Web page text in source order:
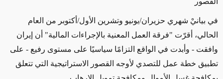
في بيانيْ شهري حزيران/يونيو وتشرين الأول/أكتوبر من العام
الحالي، أقرّت "فرقة العمل المعنية بالإجراءات المالية" أن إيران
وافقت - وأبدت في الواقع التزامًا سياسيًا على مستوى رفيع - على
تطبيق خطة عمل للتصدي لأوجه القصور الاستراتيجية التي تتعلق